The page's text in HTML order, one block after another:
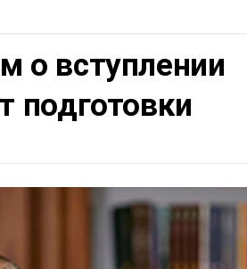
о вступлении
подготовки